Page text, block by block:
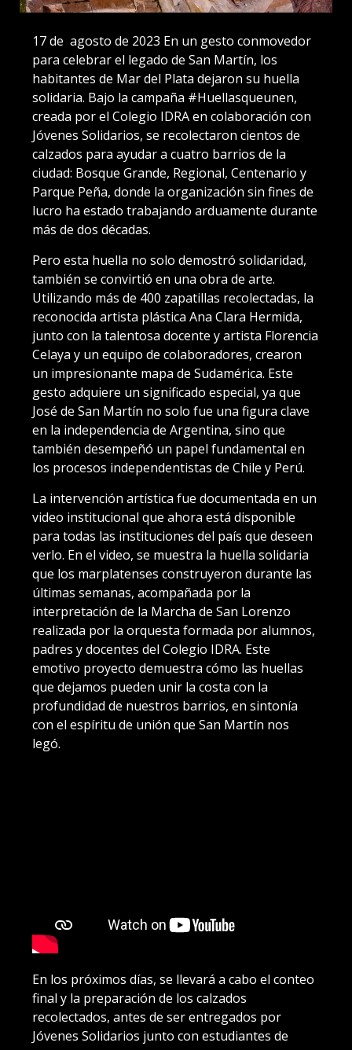
17 de agosto de 2023 En un gesto conmovedor
para celebrar el legado de San Martín, los
habitantes de Mar del Plata dejaron su huella
solidaria. Bajo la campaña #Huellasqueunen,
creada por el Colegio IDRA en colaboración con
Jóvenes Solidarios, se recolectaron cientos de
calzados para ayudar a cuatro barrios de la
ciudad: Bosque Grande, Regional, Centenario y
Parque Peña, donde la organización sin fines de
lucro ha estado trabajando arduamente durante
más de dos décadas.
Pero esta huella no solo demostró solidaridad,
también se convirtió en una obra de arte.
Utilizando más de 400 zapatillas recolectadas, la
reconocida artista plástica Ana Clara Hermida,
junto con la talentosa docente y artista Florencia
Celaya y un equipo de colaboradores, crearon
un impresionante mapa de Sudamérica. Este
gesto adquiere un significado especial, ya que
José de San Martín no solo fue una figura clave
en la independencia de Argentina, sino que
también desempeñó un papel fundamental en
los procesos independentistas de Chile y Perú.
La intervención artística fue documentada en un
video institucional que ahora está disponible
para todas las instituciones del país que deseen
verlo. En el video, se muestra la huella solidaria
que los marplatenses construyeron durante las
últimas semanas, acompañada por la
interpretación de la Marcha de San Lorenzo
realizada por la orquesta formada por alumnos,
padres y docentes del Colegio IDRA. Este
emotivo proyecto demuestra cómo las huellas
que dejamos pueden unir la costa con la
profundidad de nuestros barrios, en sintonía
con el espíritu de unión que San Martín nos
legó.
En los próximos días, se llevará a cabo el conteo
final y la preparación de los calzados
recolectados, antes de ser entregados por
Jóvenes Solidarios junto con estudiantes de